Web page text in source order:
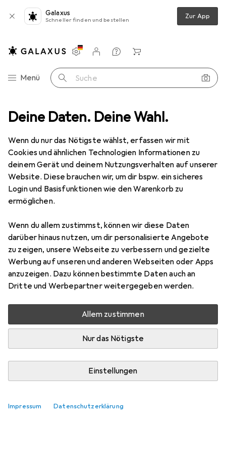
Deine Daten. Deine Wahl.
Wenn du nur das Nötigste wählst, erfassen wir mit
Cookies und ähnlichen Technologien Informationen zu
deinem Gerät und deinem Nutzungsverhalten auf unserer
Website. Diese brauchen wir, um dir bspw. ein sicheres
Login und Basisfunktionen wie den Warenkorb zu
ermöglichen.
Wenn du allem zustimmst, können wir diese Daten
darüber hinaus nutzen, um dir personalisierte Angebote
zu zeigen, unsere Webseite zu verbessern und gezielte
Werbung auf unseren und anderen Webseiten oder Apps
anzuzeigen. Dazu können bestimmte Daten auch an
Dritte und Werbepartner weitergegeben werden.
Allem zustimmen
Nur das Nötigste
Einstellungen
Impressum Datenschutzerklärung
Galaxus
Schneller finden und bestellen Zur App
Navigation nach Kategorien
Menü Suche
Einstellungen
Kundenkonto
Vergleichslisten
Merklisten
Warenkorb
Büro + Schreibwaren Schreibwaren
Schreibstifte
Produkte Forum